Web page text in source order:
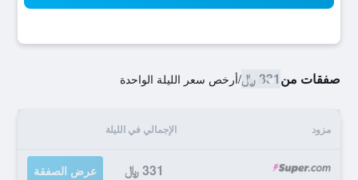
صفقات من331 ﷼ /أرخص سعر الليلة الواحدة
مزود الإجمالي في الليلة
331 ﷼ عرض الصفقة